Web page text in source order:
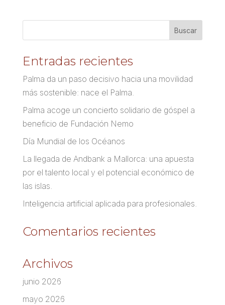
Entradas recientes
Palma da un paso decisivo hacia una movilidad
más sostenible: nace el Palma.
Palma acoge un concierto solidario de góspel a
beneficio de Fundación Nemo
Día Mundial de los Océanos
La llegada de Andbank a Mallorca: una apuesta
por el talento local y el potencial económico de
las islas.
Inteligencia artificial aplicada para profesionales.
Comentarios recientes
Archivos
junio 2026
mayo 2026